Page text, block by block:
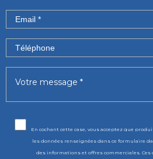
En cochant cette case, vous acceptez que
les données renseignées dans ce formulaire
des informations et offres commerciales. Ces